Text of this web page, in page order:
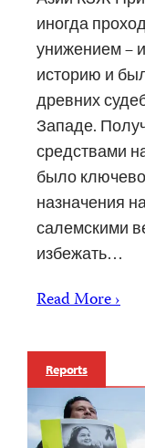
иногда
унижением –
историю и
древних
Западе.
средствами
было
назначения
салемскими
избежать…
Read More ›
Reports